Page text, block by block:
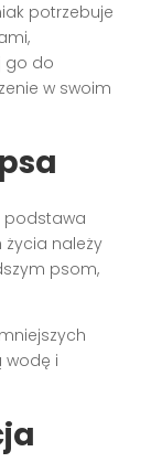
potrzebuje
go do
w swoim
podstawa
życia należy
psom,
wodę i